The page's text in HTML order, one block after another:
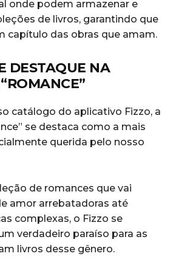
onde podem armazenar e
de livros, garantindo que
capítulo das obras que amam.
DESTAQUE NA
catálogo do aplicativo Fizzo, a
se destaca como a mais
querida pelo nosso
de romances que vai
amor arrebatadoras até
complexas, o Fizzo se
verdadeiro paraíso para as
livros desse gênero.